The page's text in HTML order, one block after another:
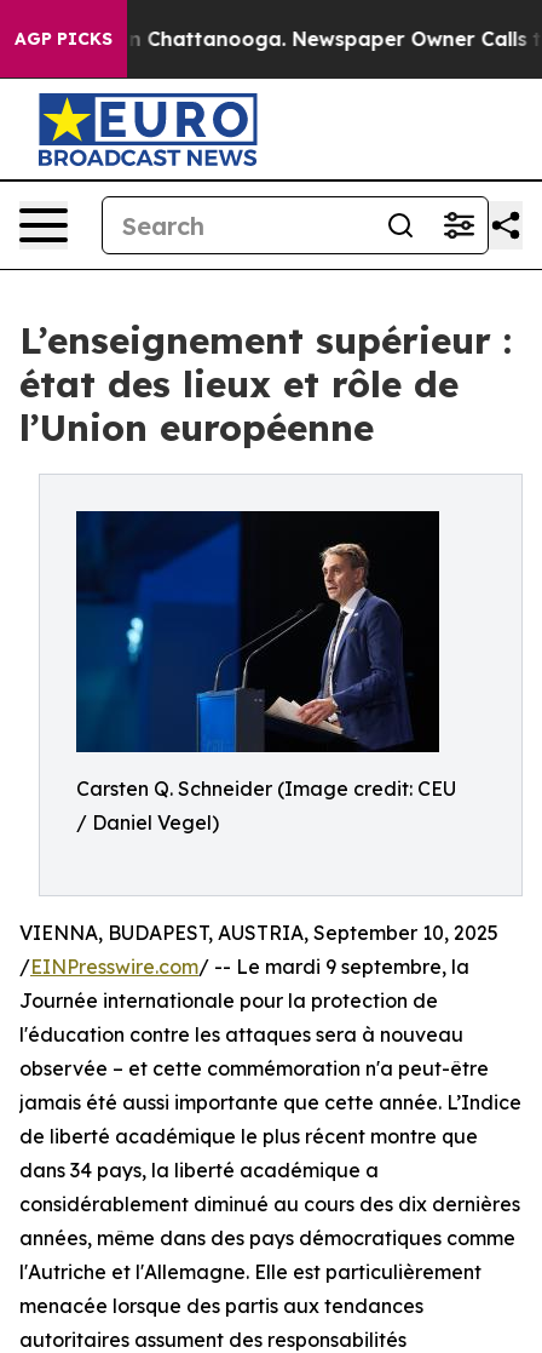
AGP PICKS
Chaos in Chattanooga. Newspaper Owner Calls
L’enseignement supérieur :
état des lieux et rôle de
l’Union européenne
Carsten Q. Schneider (Image credit: CEU
/ Daniel Vegel)
VIENNA, BUDAPEST, AUSTRIA, September 10, 2025
/EINPresswire.com/ -- Le mardi 9 septembre, la
Journée internationale pour la protection de
l'éducation contre les attaques sera à nouveau
observée – et cette commémoration n'a peut-être
jamais été aussi importante que cette année. L’Indice
de liberté académique le plus récent montre que
dans 34 pays, la liberté académique a
considérablement diminué au cours des dix dernières
années, même dans des pays démocratiques comme
l'Autriche et l'Allemagne. Elle est particulièrement
menacée lorsque des partis aux tendances
autoritaires assument des responsabilités